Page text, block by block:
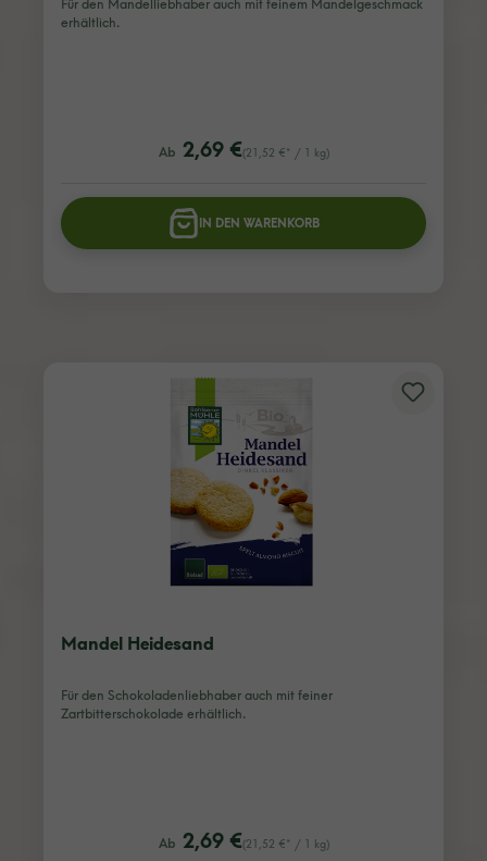
Für den Mandelliebhaber auch mit feinem Mandelgeschmack
erhältlich.
(21,52 €* / 1 kg)
listing.regularPriceLabel
Ab 2,69 €
IN DEN WARENKORB
Mandel Heidesand
Für den Schokoladenliebhaber auch mit feiner
Zartbitterschokolade erhältlich.
(21,52 €* / 1 kg)
listing.regularPriceLabel
Ab 2,69 €